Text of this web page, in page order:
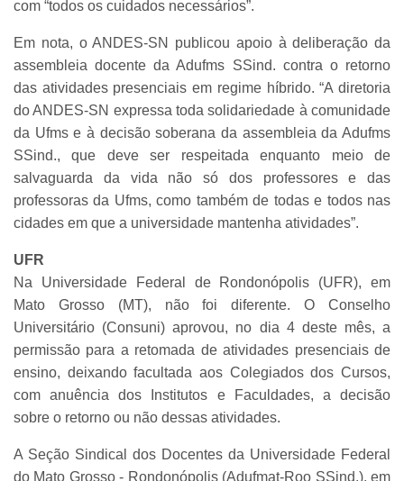
com “todos os cuidados necessários”.
Em nota, o ANDES-SN publicou apoio à deliberação da
assembleia docente da Adufms SSind. contra o retorno
das atividades presenciais em regime híbrido. “A diretoria
do ANDES-SN expressa toda solidariedade à comunidade
da Ufms e à decisão soberana da assembleia da Adufms
SSind., que deve ser respeitada enquanto meio de
salvaguarda da vida não só dos professores e das
professoras da Ufms, como também de todas e todos nas
cidades em que a universidade mantenha atividades”.
UFR
Na Universidade Federal de Rondonópolis (UFR), em
Mato Grosso (MT), não foi diferente. O Conselho
Universitário (Consuni) aprovou, no dia 4 deste mês, a
permissão para a retomada de atividades presenciais de
ensino, deixando facultada aos Colegiados dos Cursos,
com anuência dos Institutos e Faculdades, a decisão
sobre o retorno ou não dessas atividades.
A Seção Sindical dos Docentes da Universidade Federal
do Mato Grosso - Rondonópolis (Adufmat-Roo SSind.), em